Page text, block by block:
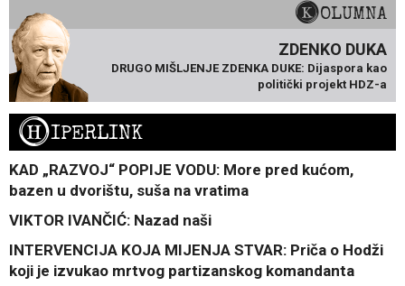
KOLUMNA
ZDENKO DUKA
DRUGO MIŠLJENJE ZDENKA DUKE: Dijaspora kao
politički projekt HDZ-a
HIPERLINK
KAD „RAZVOJ“ POPIJE VODU: More pred kućom,
bazen u dvorištu, suša na vratima
VIKTOR IVANČIĆ: Nazad naši
INTERVENCIJA KOJA MIJENJA STVAR: Priča o Hodži
koji je izvukao mrtvog partizanskog komandanta